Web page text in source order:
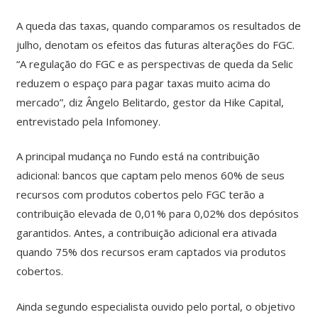
A queda das taxas, quando comparamos os resultados de
julho, denotam os efeitos das futuras alterações do FGC.
“A regulação do FGC e as perspectivas de queda da Selic
reduzem o espaço para pagar taxas muito acima do
mercado”, diz Ângelo Belitardo, gestor da Hike Capital,
entrevistado pela Infomoney.
A principal mudança no Fundo está na contribuição
adicional: bancos que captam pelo menos 60% de seus
recursos com produtos cobertos pelo FGC terão a
contribuição elevada de 0,01% para 0,02% dos depósitos
garantidos. Antes, a contribuição adicional era ativada
quando 75% dos recursos eram captados via produtos
cobertos.
Ainda segundo especialista ouvido pelo portal, o objetivo